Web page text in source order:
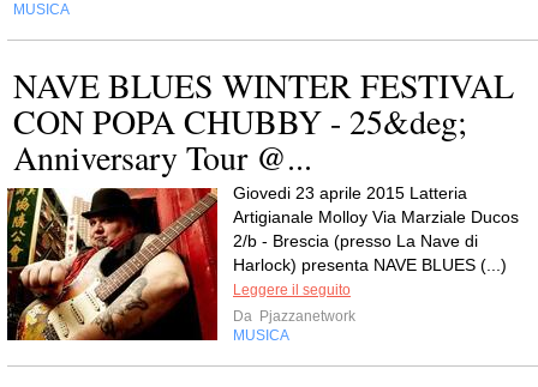
MUSICA
NAVE BLUES WINTER FESTIVAL
CON POPA CHUBBY - 25&deg;
Anniversary Tour @...
Giovedi 23 aprile 2015 Latteria
Artigianale Molloy Via Marziale Ducos
2/b - Brescia (presso La Nave di
Harlock) presenta NAVE BLUES (...)
Leggere il seguito
Da Pjazzanetwork
MUSICA